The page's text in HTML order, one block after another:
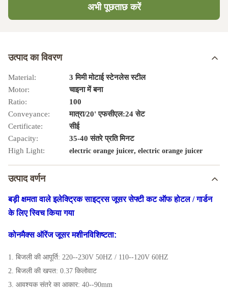
अभी पूछताछ करें
उत्पाद का विवरण
Material:
3 मिमी मोटाई स्टेनलेस स्टील
Motor:
चाइना में बना
Ratio:
100
Conveyance:
मात्रा/20' एफसीएल:24 सेट
Certificate:
सीई
Capacity:
35-40 संतरे प्रति मिनट
High Light:
electric orange juicer, electric orange juicer
उत्पाद वर्णन
बड़ी क्षमता वाले इलेक्ट्रिक साइट्रस जूसर सेफ्टी कट ऑफ होटल / गार्डन
के लिए स्विच किया गया
कोनमैक्स ऑरेंज जूसर मशीनविशिष्टता:
1. बिजली की आपूर्ति: 220--230V 50HZ / 110--120V 60HZ
2. बिजली की खपत: 0.37 किलोवाट
3. आवश्यक संतरे का आकार: 40--90mm